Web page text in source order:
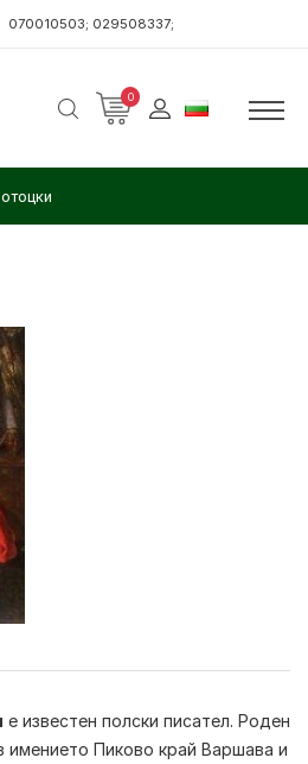
070010503; 029508337;
0
е известен полски писател. Роден
имението Пиково край Варшава и